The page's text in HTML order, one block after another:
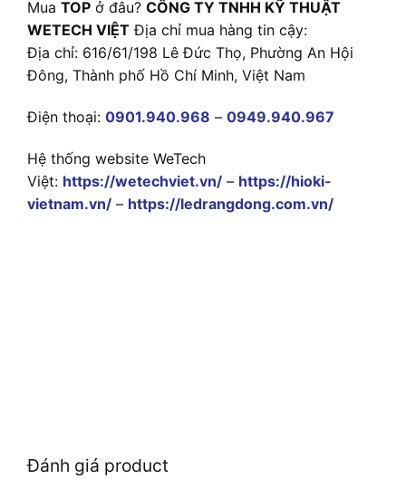
Mua TOP ở đâu? CÔNG TY TNHH KỸ THUẬT
WETECH VIỆT Địa chỉ mua hàng tin cậy:
Địa chỉ: 616/61/198 Lê Đức Thọ, Phường An Hội
Đông, Thành phố Hồ Chí Minh, Việt Nam
Điện thoại: 0901.940.968 – 0949.940.967
Hệ thống website WeTech
Việt: https://wetechviet.vn/ – https://hioki-
vietnam.vn/ – https://ledrangdong.com.vn/
Đánh giá product